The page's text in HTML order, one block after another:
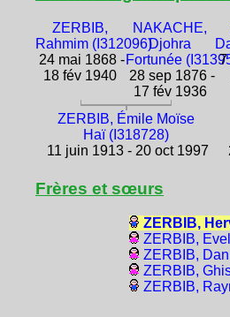
ZERBIB,
Rahmim (I312096)
24 mai 1868 -
18 fév 1940
NAKACHE,
Djohra
Fortunée
28 sep 1876 -
17 fév 1936
7
ZERBIB, Émile Moïse
Haï (I318728)
11 juin 1913 - 20 oct 1997
Frères et sœurs
ZERBIB,
ZERBIB,
ZERBIB,
ZERBIB,
ZERBIB,